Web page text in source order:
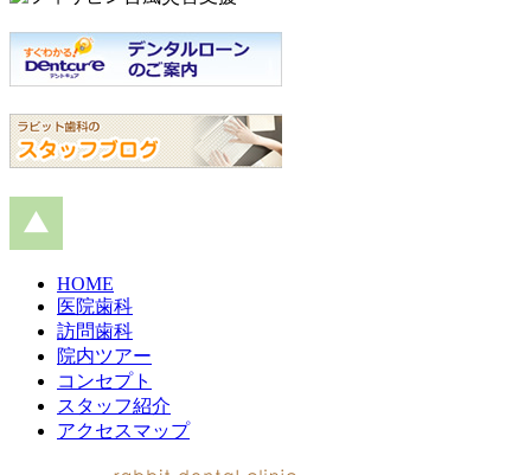
HOME
医院歯科
訪問歯科
院内ツアー
コンセプト
スタッフ紹介
アクセスマップ